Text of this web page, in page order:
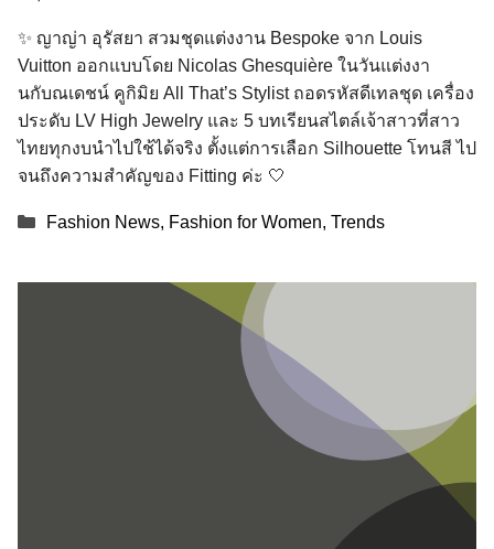
✨ ญาญ่า อุรัสยา สวมชุดแต่งงาน Bespoke จาก Louis
Vuitton ออกแบบโดย Nicolas Ghesquière ในวันแต่งงา
นกับณเดชน์ คูกิมิย All That’s Stylist ถอดรหัสดีเทลชุด เครื่อง
ประดับ LV High Jewelry และ 5 บทเรียนสไตล์เจ้าสาวที่สาว
ไทยทุกงบนำไปใช้ได้จริง ตั้งแต่การเลือก Silhouette โทนสี ไป
จนถึงความสำคัญของ Fitting ค่ะ 🤍
Categories
Fashion News, Fashion for Women, Trends